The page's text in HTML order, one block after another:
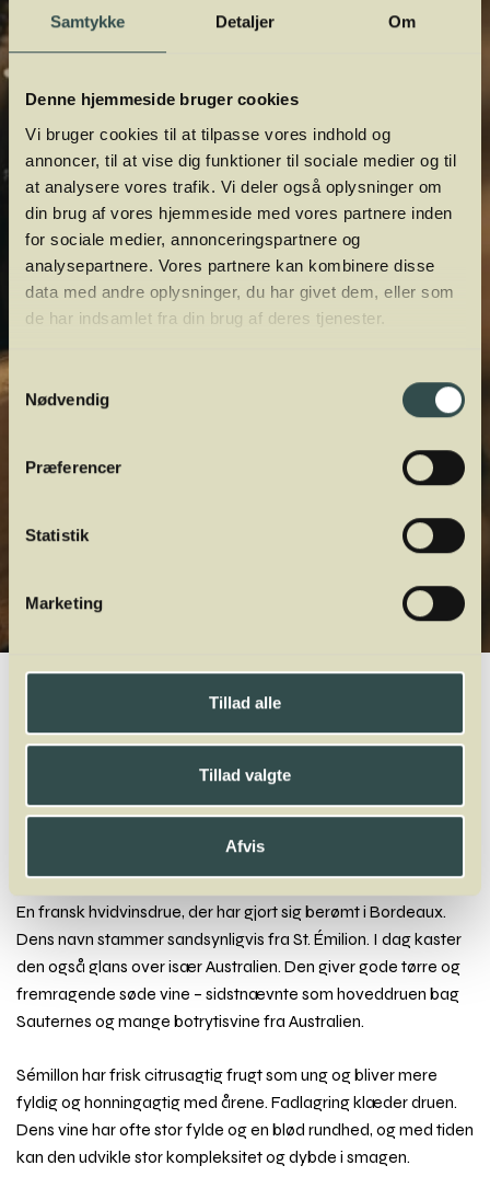
Samtykke Detaljer Om
Denne hjemmeside bruger cookies
Vi bruger cookies til at tilpasse vores indhold og
annoncer, til at vise dig funktioner til sociale medier og til
at analysere vores trafik. Vi deler også oplysninger om
din brug af vores hjemmeside med vores partnere inden
for sociale medier, annonceringspartnere og
analysepartnere. Vores partnere kan kombinere disse
data med andre oplysninger, du har givet dem, eller som
de har indsamlet fra din brug af deres tjenester.
Samtykkevalg
Nødvendig
Præferencer
Statistik
Marketing
Tillad alle
Tillad valgte
Afvis
vinordbog, så du lettere kan navigere og
Winelab.dk Vinviden vinordbog Druesorter Sémillon
A B C D E F G H I J K L M N O P Q R S T U V W
Ortega Oseleta
Sémillon
En fransk hvidvinsdrue, der har gjort sig berømt i Bordeaux.
Dens navn stammer sandsynligvis fra St. Émilion. I dag kaster
den også glans over især Australien. Den giver gode tørre og
fremragende søde vine – sidstnævnte som hoveddruen bag
Sauternes og mange botrytisvine fra Australien.
Sémillon har frisk citrusagtig frugt som ung og bliver mere
fyldig og honningagtig med årene. Fadlagring klæder druen.
Dens vine har ofte stor fylde og en blød rundhed, og med tiden
kan den udvikle stor kompleksitet og dybde i smagen.